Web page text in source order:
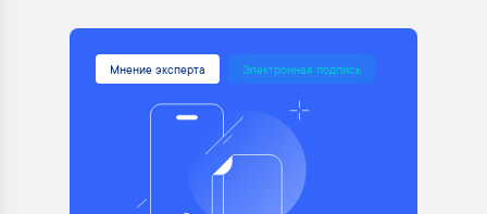
Мнение эксперта Электронная подпись